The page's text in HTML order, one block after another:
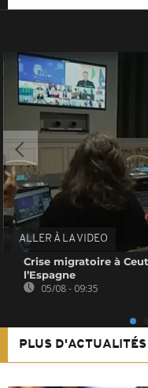
ALLER À LA VIDEO
Crise migratoire à
l’Espagne
05/08 - 09:35
PLUS D'ACTUALITÉS